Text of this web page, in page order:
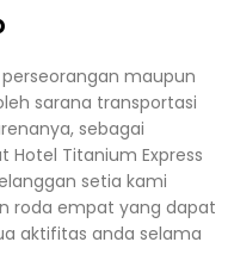
maupun
sarana transportasi
sebagai
Hotel Titanium Express
setia kami
roda empat yang dapat
aktifitas anda selama